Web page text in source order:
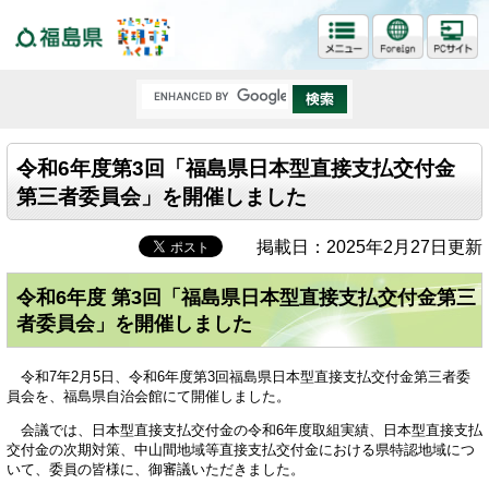
令和6年度第3回「福島県日本型直接支払交付金
第三者委員会」を開催しました
掲載日：2025年2月27日更新
令和6年度 第3回「福島県日本型直接支払交付金第三
者委員会」を開催しました
令和7年2月5日、令和6年度第3回福島県日本型直接支払交付金第三者委
員会を、福島県自治会館にて開催しました。
会議では、日本型直接支払交付金の令和6年度取組実績、日本型直接支払
交付金の次期対策、中山間地域等直接支払交付金における県特認地域につ
いて、委員の皆様に、御審議いただきました。